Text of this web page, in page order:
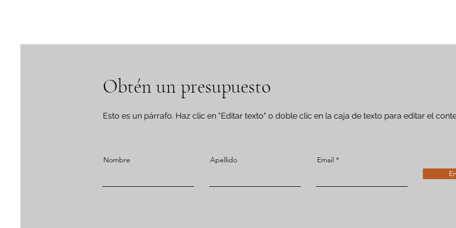
Obtén un presupuesto
Esto es un párrafo. Haz clic en "Editar texto" o doble clic en la caja de texto para editar el
Nombre Apellido
Email